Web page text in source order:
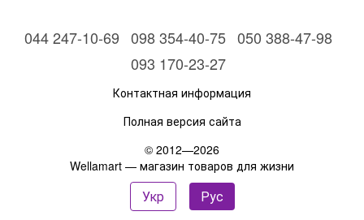
044 247-10-69 098 354-40-75 050 388-47-98
093 170-23-27
Контактная информация
Полная версия сайта
© 2012—2026
Wellamart — магазин товаров для жизни
Укр Рус